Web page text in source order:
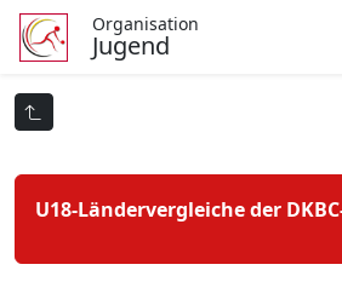
Organisation
Jugend
U18-Ländervergleiche der